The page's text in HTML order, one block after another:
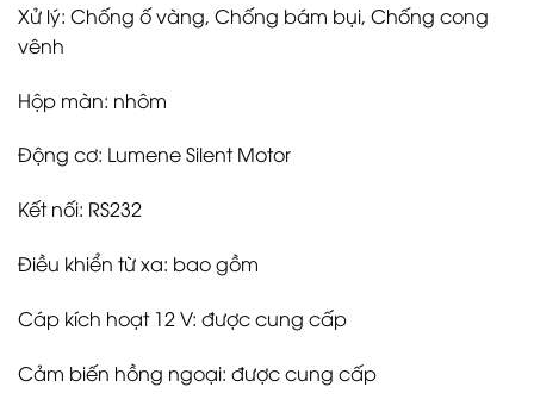
Xử lý: Chống ố vàng, Chống bám bụi, Chống cong
vênh
Hộp màn: nhôm
Động cơ: Lumene Silent Motor
Kết nối: RS232
Điều khiển từ xa: bao gồm
Cáp kích hoạt 12 V: được cung cấp
Cảm biến hồng ngoại: được cung cấp